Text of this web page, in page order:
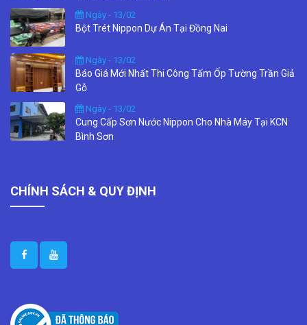
Ngày - 13/02
Bột Trét Nippon Dự Án Tại Đồng Nai
Ngày - 13/02
Báo Giá Mới Nhất Thi Công Tấm Ốp Tường Trần Giả
Gỗ
Ngày - 13/02
Cung Cấp Sơn Nước Nippon Cho Nhà Máy Tại KCN
Bình Sơn
CHÍNH SÁCH & QUY ĐỊNH